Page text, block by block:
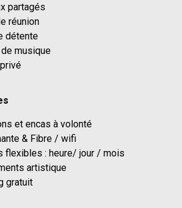
partagés
réunion
détente
musique
et encas à volonté
& Fibre / wifi
flexibles : heure/ jour / mois
artistique
gratuit